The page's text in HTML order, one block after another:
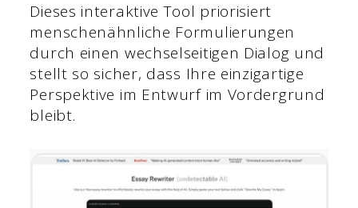
Dieses interaktive Tool priorisiert
menschenähnliche Formulierungen
durch einen wechselseitigen Dialog und
stellt so sicher, dass Ihre einzigartige
Perspektive im Entwurf im Vordergrund
bleibt.